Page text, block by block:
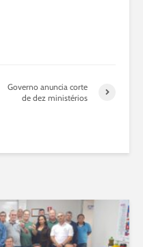
Governo anuncia corte
de dez ministérios